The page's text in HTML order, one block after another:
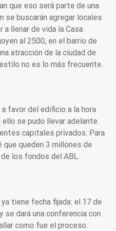
que eso será parte de una
se buscarán agregar locales
a llenar de vida la Casa
al 2500, en el barrio de
atracción de la ciudad de
no es lo más frecuente.
favor del edificio a la hora
se pudo llevar adelante.
capitales privados. Para
que queden 3 millones de
los fondos del ABL.
tiene fecha fijada: el 17 de
se dará una conferencia con
como fue el proceso.